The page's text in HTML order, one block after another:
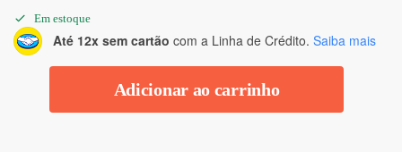
Em estoque
Até 12x sem cartão com a Linha de Crédito. Saiba mais
Adicionar ao carrinho